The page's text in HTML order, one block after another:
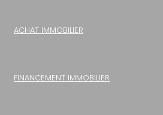
ACHAT IMMOBILIER
FINANCEMENT IMMOBILIER